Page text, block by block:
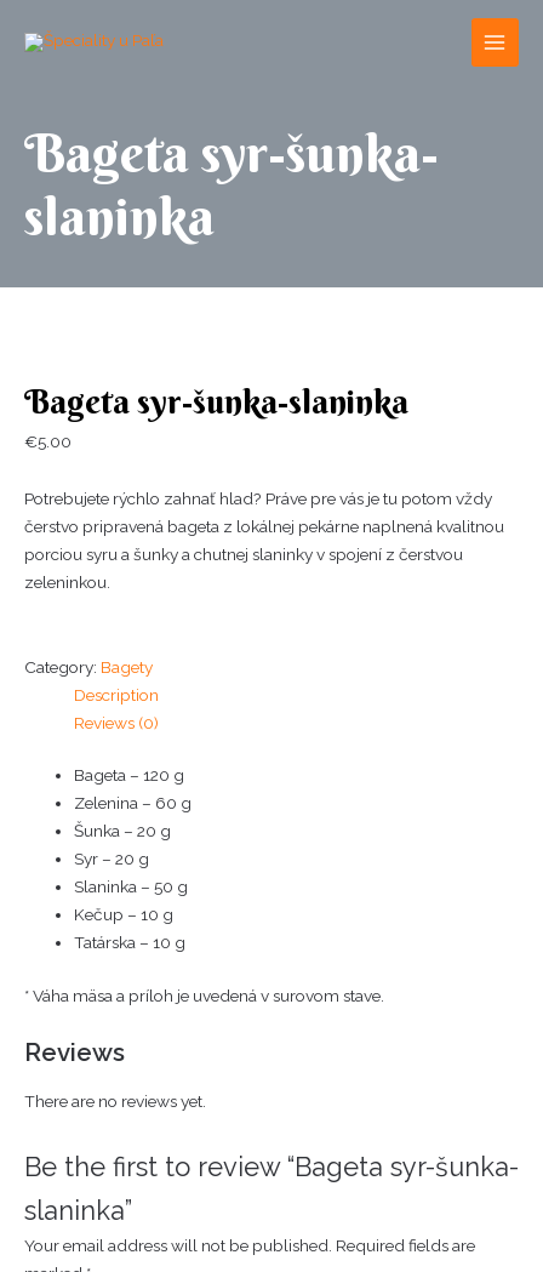
Bageta syr-šunka-
slaninka
Bageta syr-šunka-slaninka
€5.00
Potrebujete rýchlo zahnať hlad? Práve pre vás je tu potom vždy
čerstvo pripravená bageta z lokálnej pekárne naplnená kvalitnou
porciou syru a šunky a chutnej slaninky v spojení z čerstvou
zeleninkou.
syr-
šunka-
slaninka
Category: Bagety
Description
Reviews (0)
Bageta – 120 g
Zelenina – 60 g
Šunka – 20 g
Syr – 20 g
Slaninka – 50 g
Kečup – 10 g
Tatárska – 10 g
* Váha mäsa a príloh je uvedená v surovom stave.
Reviews
There are no reviews yet.
Be the first to review “Bageta syr-šunka-
slaninka”
Your email address will not be published. Required fields are